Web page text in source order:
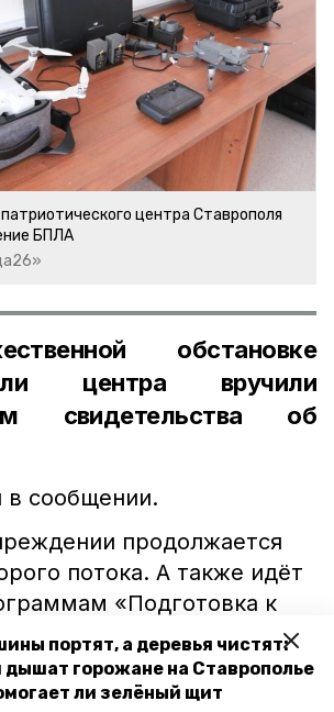
портят, а деревья чистят:
дышат горожане на Ставрополье
ли зелёный щит
центра Ставрополя
БПЛА
обстановке
центра вручили
свидетельства об
в сообщении.
продолжается
потока. А также идёт
«Подготовка к
и «Управление
летательными